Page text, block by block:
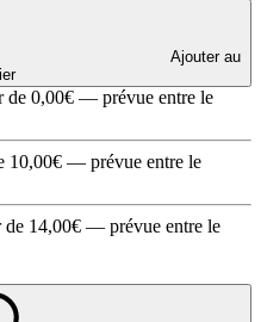
Ajouter au
de 0,00€ — prévue entre le
10,00€ — prévue entre le
de 14,00€ — prévue entre le